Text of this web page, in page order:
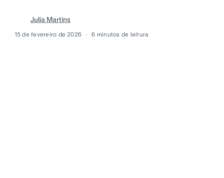
Julia Martins
15 de fevereiro de 2026 6 minutos de leitura